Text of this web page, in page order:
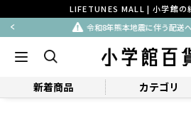
LIFETUNES MALL | 小学館の
令和8年熊本地震に伴う配送
新着商品 カテゴリ